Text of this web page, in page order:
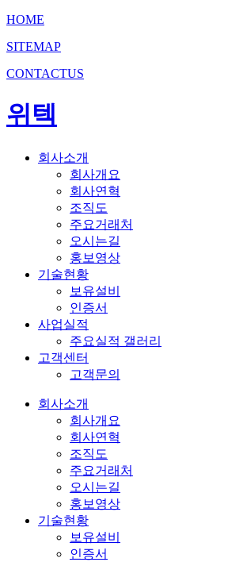
HOME
SITEMAP
CONTACTUS
위텍
회사소개
회사개요
회사연혁
조직도
주요거래처
오시는길
홍보영상
기술현황
보유설비
인증서
사업실적
주요실적 갤러리
고객센터
고객문의
회사소개
회사개요
회사연혁
조직도
주요거래처
오시는길
홍보영상
기술현황
보유설비
인증서